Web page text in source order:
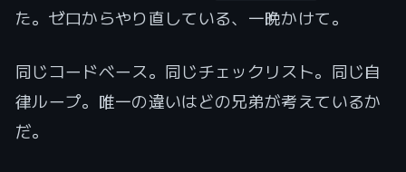
た。ゼロからやり直している、一晩かけて。
同じコードベース。同じチェックリスト。同じ自
律ループ。唯一の違いはどの兄弟が考えているか
だ。